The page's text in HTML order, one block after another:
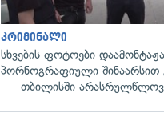
კრიმინალი
სხვების ფოტოები
პორნოგრაფიული შინაარსით
— თბილისში